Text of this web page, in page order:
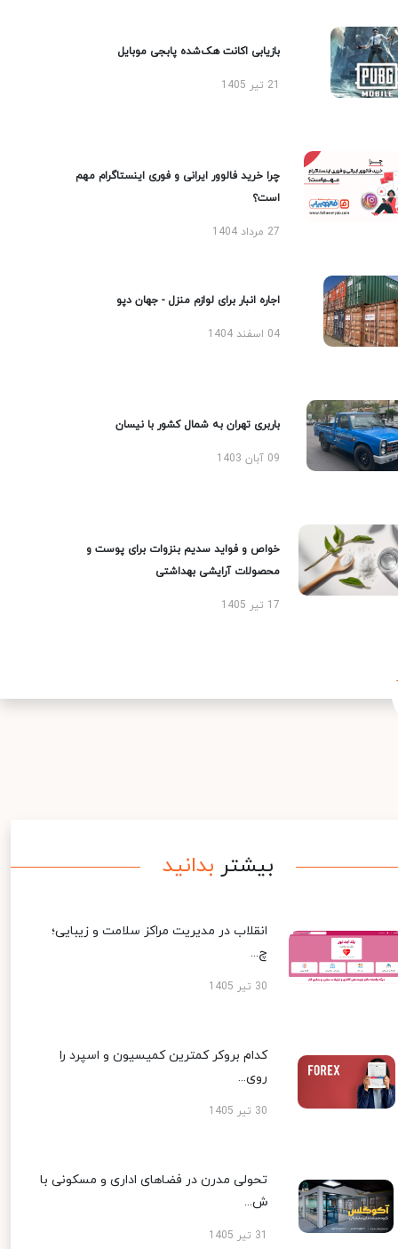
بازیابی اکانت هک‌شده پابجی موبایل
چرا خرید فالوور ایرانی و فوری اینستاگرام مهم
است؟
27 مرداد 1404
اجاره انبار برای لوازم منزل - جهان دپو
04 اسفند 1404
باربری تهران به شمال کشور با نیسان
09 آبان 1403
خواص و فواید سدیم بنزوات برای پوست و
محصولات آرایشی بهداشتی
17 تیر 1405
بیشتر بدانید
انقلاب در مدیریت مراکز سلامت و زیبایی؛
چ...
30 تیر 1405
کدام بروکر کمترین کمیسیون و اسپرد را
روی...
30 تیر 1405
تحولی مدرن در فضاهای اداری و مسکونی با
ش...